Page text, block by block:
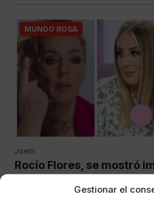
Gestionar el
MUNDO ROSA
Joem
Rocío Flores, se mostró